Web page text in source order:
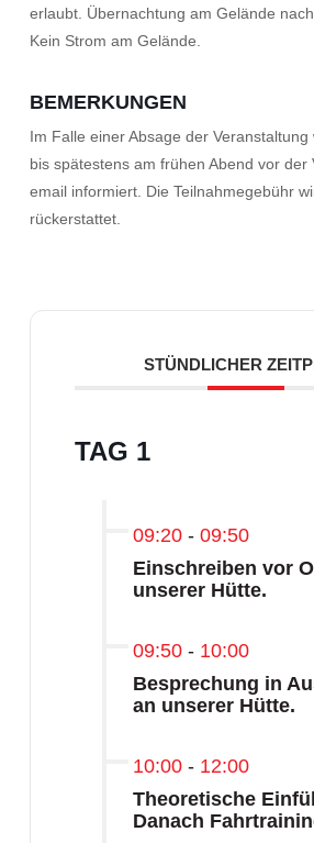
erlaubt. Übernachtung am Gelände
Kein Strom am Gelände.
BEMERKUNGEN
Im Falle einer Absage der
bis spätestens am frühen Abend vor der
email informiert. Die Teilnahmegebühr
rückerstattet.
STÜNDLICHER
TAG 1
09:20- 09:50
Einschreiben vor
unserer Hütte.
09:50- 10:00
Besprechung in
an unserer Hütte.
10:00- 12:00
Theoretische
Danach